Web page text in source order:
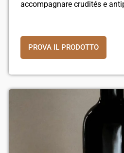
accompagnare crudités e
PROVA IL PRODOTTO